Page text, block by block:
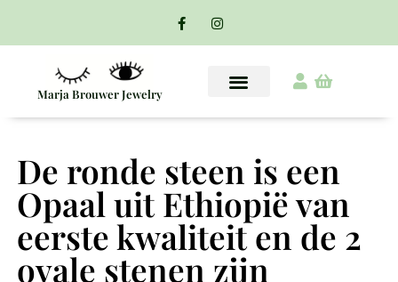
Marja Brouwer Jewelry
De ronde steen is een
Opaal uit Ethiopië van
eerste kwaliteit en de 2
ovale stenen zijn